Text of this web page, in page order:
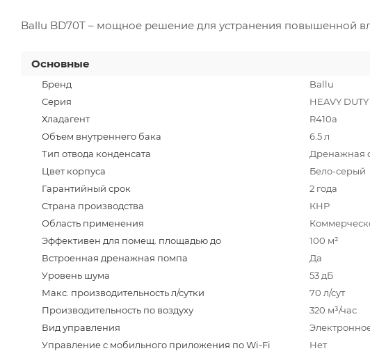
Ballu BD70T – мощное решение для устранения повышенной
Основные
Бренд
Ballu
Серия
HEAVY DUTY
Хладагент
R410a
Объем внутреннего бака
6.5 л
Тип отвода конденсата
Дренажная
Цвет корпуса
Бело-серый
Гарантийный срок
2 года
Страна производства
КНР
Область применения
Эффективен для помещ. площадью до
100 м²
Встроенная дренажная помпа
Да
Уровень шума
53 дБ
Макс. производительность л/сутки
70 л/сут
Производительность по воздуху
320 м³/час
Вид управления
Управление c мобильного приложения по Wi-Fi
Нет